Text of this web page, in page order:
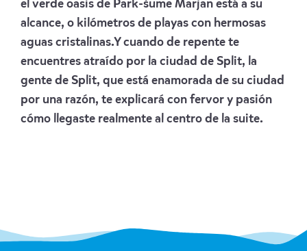
el verde oasis de Park-šume Marjan está a su
alcance, o kilómetros de playas con hermosas
aguas cristalinas.Y cuando de repente te
encuentres atraído por la ciudad de Split, la
gente de Split, que está enamorada de su ciudad
por una razón, te explicará con fervor y pasión
cómo llegaste realmente al centro de la suite.